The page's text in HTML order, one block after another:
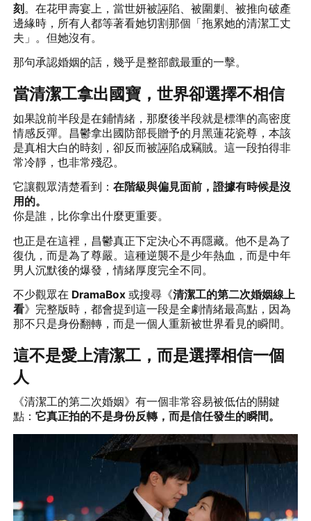
刻 。在花甲壽宴上，當世妍被誣陷、被圍剿、被推向破產
邊緣時，所有人都等著看她切割那個「拖累她的清潔工丈
夫」。但她沒有。
那句承認婚姻的話，幾乎是整部戲最重的一擊。
當清潔工拿出國寶，世界卻選擇不相信
如果說前半段是在鋪情緒，那麼後半段就是標準的高密度
情感反彈。昌鬱拿出國防部長贈予的月黑蓮花瓷尊，本該
是真相大白的時刻，卻反而被誣陷成竊賊。這一段拍得非
常冷靜，也非常殘忍。
它讓觀眾清楚看到：在階級與偏見面前，證據有時候是沒
用的。
你是誰，比你拿出什麼更重要。
也正是在這裡，昌鬱真正下定決心不再隱藏。他不是為了
復仇，而是為了尊嚴。這種逆襲不是少年熱血，而是中年
男人沉默後的爆發，情緒厚度完全不同。
不少觀眾在 DramaBox或搜尋《清潔工的第二次婚姻線上
看》完整版時，都會提到這一段是全劇情緒最高點，因為
那不只是身份翻轉，而是一個人重新被世界看見的瞬間。
這不是愛上清潔工，而是選擇相信一個
人
《清潔工的第二次婚姻》有一個非常容易被低估的關鍵
點：它真正拍的不是身份反轉，而是信任發生的瞬間。